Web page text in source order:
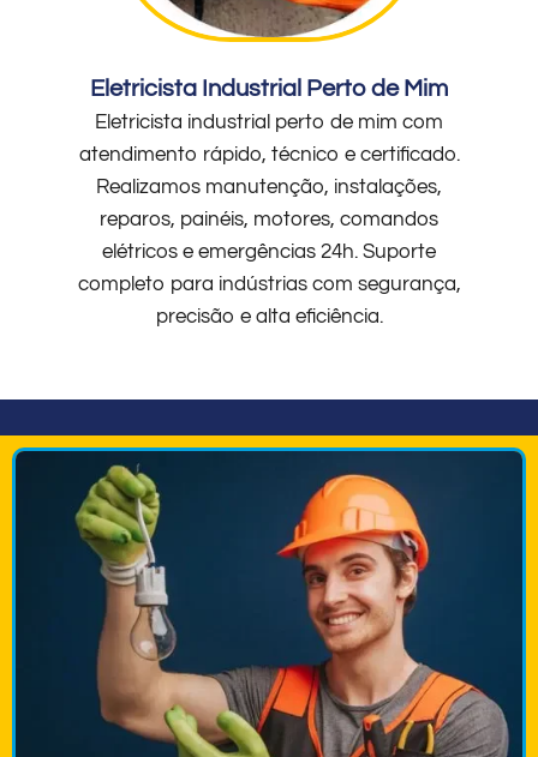
Eletricista Industrial Perto de Mim
Eletricista industrial perto de mim com
atendimento rápido, técnico e certificado.
Realizamos manutenção, instalações,
reparos, painéis, motores, comandos
elétricos e emergências 24h. Suporte
completo para indústrias com segurança,
precisão e alta eficiência.